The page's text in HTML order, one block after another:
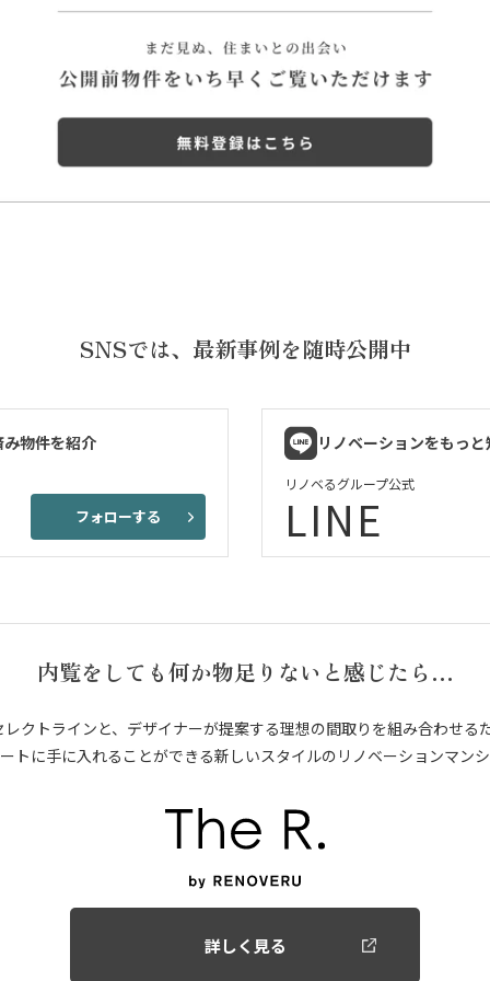
SNSでは、 最新事例を随時公開中
物件を紹介
フォローする
リノベーションをもっ
リノベるグループ公式
LINE
内覧をしても何か物足りないと感じたら…
レクトラインと、デザイナーが提案する理想の間取りを組み合わせる
トに手に入れることができる新しいスタイルのリノベーションマン
詳しく見る